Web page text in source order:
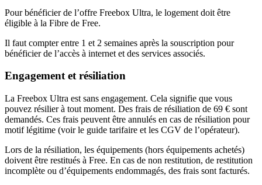
Pour bénéficier de l’offre Freebox Ultra, le logement doit être
éligible à la Fibre de Free.
Il faut compter entre 1 et 2 semaines après la souscription pour
bénéficier de l’accès à internet et des services associés.
Engagement et résiliation
La Freebox Ultra est sans engagement. Cela signifie que vous
pouvez résilier à tout moment. Des frais de résiliation de 69 € sont
demandés. Ces frais peuvent être annulés en cas de résiliation pour
motif légitime (voir le guide tarifaire et les CGV de l’opérateur).
Lors de la résiliation, les équipements (hors équipements achetés)
doivent être restitués à Free. En cas de non restitution, de restitution
incomplète ou d’équipements endommagés, des frais sont facturés.